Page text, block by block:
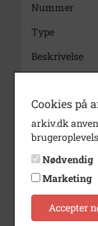
Nummer
Type
Beskrivelse
Periode
Dateringsnote
Fotograf
Arkiv
Cookies på
arkiv.dk
Nødvendig
Marketing
Accepter